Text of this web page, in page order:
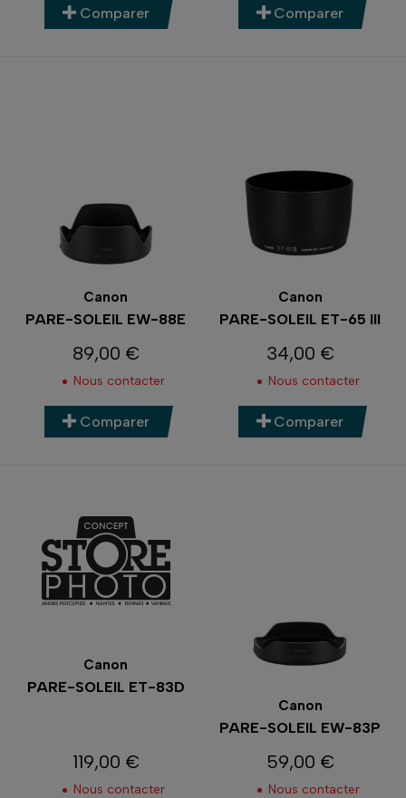
Comparer Comparer
Canon
PARE-SOLEIL EW-88E
Prix
89,00 €
Nous contacter
Comparer
Canon
PARE-SOLEIL ET-65 III
Prix
34,00 €
Nous contacter
Comparer
Canon
PARE-SOLEIL ET-83D
Prix
119,00 €
Nous contacter
Canon
PARE-SOLEIL EW-83P
Prix
59,00 €
Nous contacter